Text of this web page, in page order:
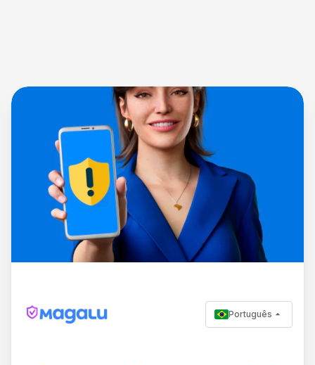
Português